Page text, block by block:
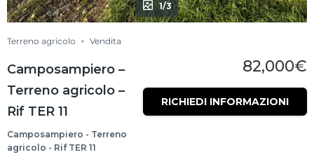
1/3
Terreno agricolo Vendita
Camposampiero –
Terreno agricolo –
Rif TER 11
Camposampiero - Terreno
agricolo - Rif TER 11
82,000€
RICHIEDI INFORMAZIONI